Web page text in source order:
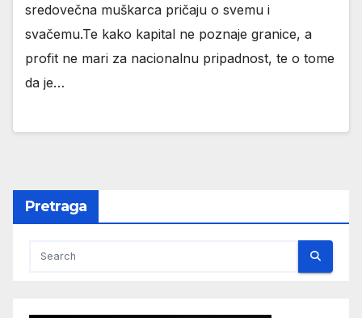
sredovečna muškarca pričaju o svemu i
svačemu.Te kako kapital ne poznaje granice, a
profit ne mari za nacionalnu pripadnost, te o tome
da je…
Pretraga